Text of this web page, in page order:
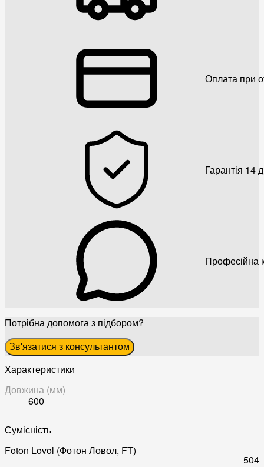
Оплата при
Гарантія 14
Професійна
Потрібна допомога з підбором?
Зв'язатися з консультантом
Характеристики
Довжина (мм)
600
Сумісність
Foton Lovol (Фотон Ловол, FT)
504